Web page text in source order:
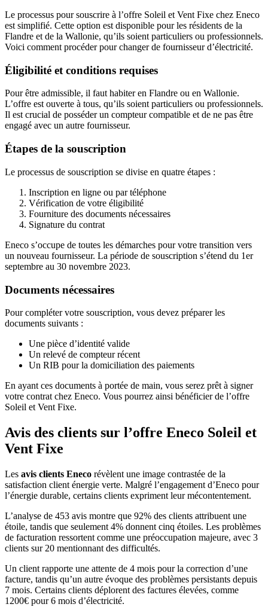
Le processus pour souscrire à l’offre Soleil et Vent Fixe chez Eneco
est simplifié. Cette option est disponible pour les résidents de la
Flandre et de la Wallonie, qu’ils soient particuliers ou professionnels.
Voici comment procéder pour changer de fournisseur d’électricité.
Éligibilité et conditions requises
Pour être admissible, il faut habiter en Flandre ou en Wallonie.
L’offre est ouverte à tous, qu’ils soient particuliers ou professionnels.
Il est crucial de posséder un compteur compatible et de ne pas être
engagé avec un autre fournisseur.
Étapes de la souscription
Le processus de souscription se divise en quatre étapes :
Inscription en ligne ou par téléphone
Vérification de votre éligibilité
Fourniture des documents nécessaires
Signature du contrat
Eneco s’occupe de toutes les démarches pour votre transition vers
un nouveau fournisseur. La période de souscription s’étend du 1er
septembre au 30 novembre 2023.
Documents nécessaires
Pour compléter votre souscription, vous devez préparer les
documents suivants :
Une pièce d’identité valide
Un relevé de compteur récent
Un RIB pour la domiciliation des paiements
En ayant ces documents à portée de main, vous serez prêt à signer
votre contrat chez Eneco. Vous pourrez ainsi bénéficier de l’offre
Soleil et Vent Fixe.
Avis des clients sur l’offre Eneco Soleil et
Vent Fixe
Les avis clients Eneco révèlent une image contrastée de la
satisfaction client énergie verte. Malgré l’engagement d’Eneco pour
l’énergie durable, certains clients expriment leur mécontentement.
L’analyse de 453 avis montre que 92% des clients attribuent une
étoile, tandis que seulement 4% donnent cinq étoiles. Les problèmes
de facturation ressortent comme une préoccupation majeure, avec 3
clients sur 20 mentionnant des difficultés.
Un client rapporte une attente de 4 mois pour la correction d’une
facture, tandis qu’un autre évoque des problèmes persistants depuis
7 mois. Certains clients déplorent des factures élevées, comme
1200€ pour 6 mois d’électricité.